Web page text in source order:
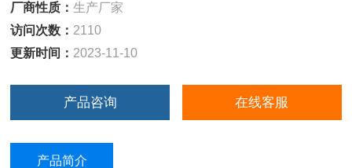
厂商性质：生产厂家
访问次数： 2110
更新时间： 2023-11-10
产品咨询 在线客服
产品简介